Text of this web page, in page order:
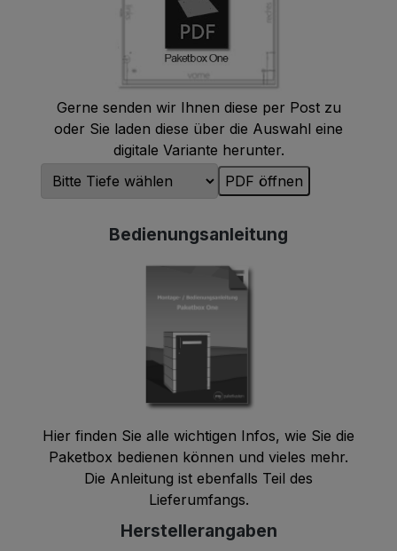
Gerne senden wir Ihnen diese per Post zu
oder Sie laden diese über die Auswahl eine
digitale Variante herunter.
PDF öffnen
Bedienungsanleitung
Hier finden Sie alle wichtigen Infos, wie Sie die
Paketbox bedienen können und vieles mehr.
Die Anleitung ist ebenfalls Teil des
Lieferumfangs.
Herstellerangaben